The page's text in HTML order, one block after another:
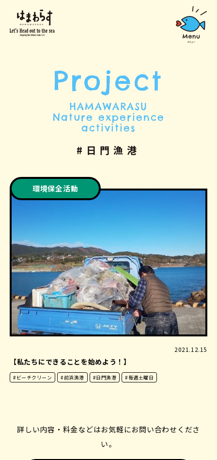
Project
HAMAWARASU
Nature experience
activities
#日門漁港
環境保全活動
2021.12.15
【私たちにできることを始めよう！】
#ビーチクリーン #前浜漁港 #日門漁港 #毎週土曜日
詳しい内容・料金などはお気軽にお問い合わせくださ
い。